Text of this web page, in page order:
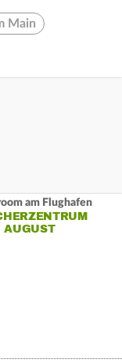
Main
am Flughafen
AUGUST